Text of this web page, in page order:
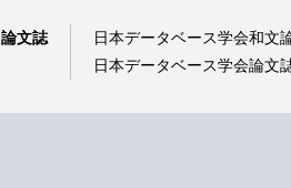
論文誌 日本データベース学会和文
日本データベース学会論文